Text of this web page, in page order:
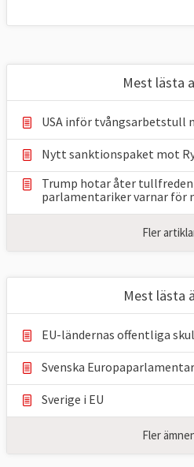
Mest lästa
USA inför tvångsarbetstull
Nytt sanktionspaket mot
Trump hotar åter tullfreden
parlamentariker ⁠varnar för
Fler
Mest lästa
EU-ländernas offentliga
Svenska
Sverige i EU
Fler